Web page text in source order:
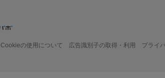
Cookieの使用について 広告識別子の取得・利用 プライ